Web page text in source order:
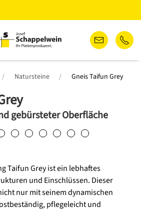
Natursteine Gneis Taifun Grey
gebürsteter Oberfläche
Taifun Grey ist ein lebhaftes
und Einschlüssen. Dieser
nur mit seinem dynamischen
pflegeleicht und